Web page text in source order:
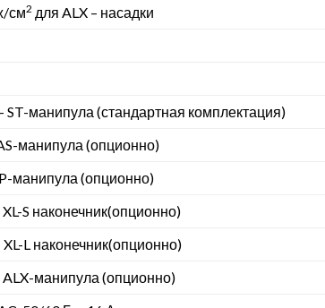
см2 для ALX – насадки
манипула (стандартная комплектация)
манипула (опционно)
манипула (опционно)
S наконечник(опционно)
L наконечник(опционно)
манипула (опционно)